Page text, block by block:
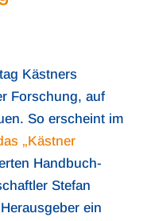
Kästners
Forschung, auf
So erscheint im
„Kästner
Handbuch-
Stefan
ein